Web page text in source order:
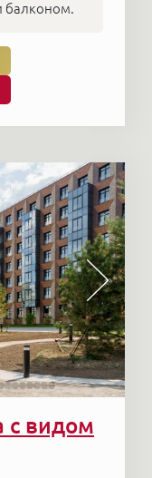
балконом.
с видом